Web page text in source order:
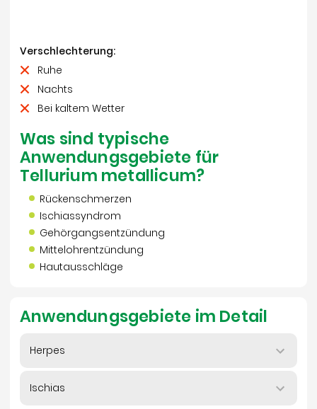
Verschlechterung:
Ruhe
Nachts
Bei kaltem Wetter
Was sind typische
Anwendungsgebiete für
Tellurium metallicum?
Rückenschmerzen
Ischiassyndrom
Gehörgangsentzündung
Mittelohrentzündung
Hautausschläge
Anwendungsgebiete im Detail
Herpes
Ischias